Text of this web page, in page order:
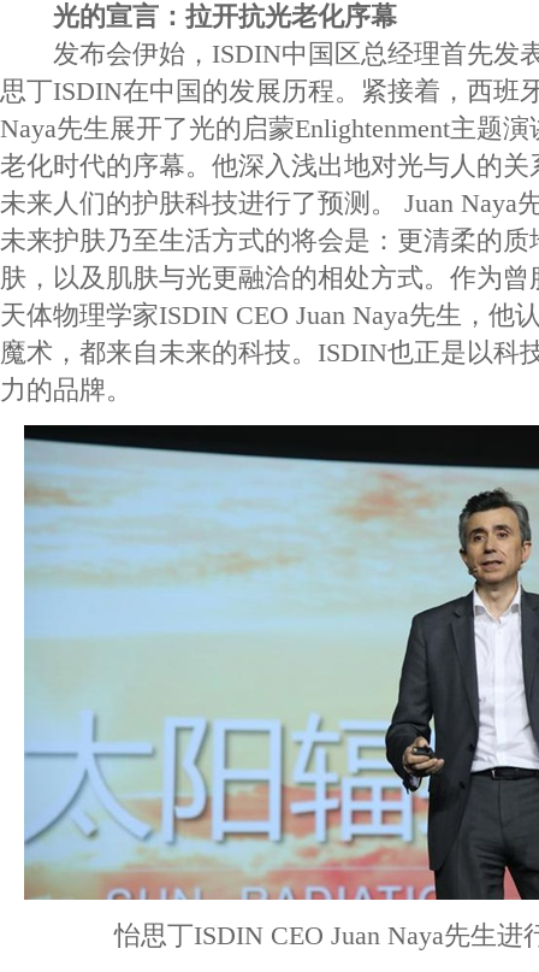
光的宣言：拉开抗光老化序幕
发布会伊始，ISDIN中国区总经理首先发
思丁ISDIN在中国的发展历程。紧接着，西班
Naya先生展开了光的启蒙Enlightenment主题
老化时代的序幕。他深入浅出地对光与人的
未来人们的护肤科技进行了预测。 Juan Naya
未来护肤乃至生活方式的将会是：更清柔的
肤，以及肌肤与光更融洽的相处方式。作为
天体物理学家ISDIN CEO Juan Naya先生，他
魔术，都来自未来的科技。ISDIN也正是以科
力的品牌。
怡思丁ISDIN CEO Juan Naya先生进